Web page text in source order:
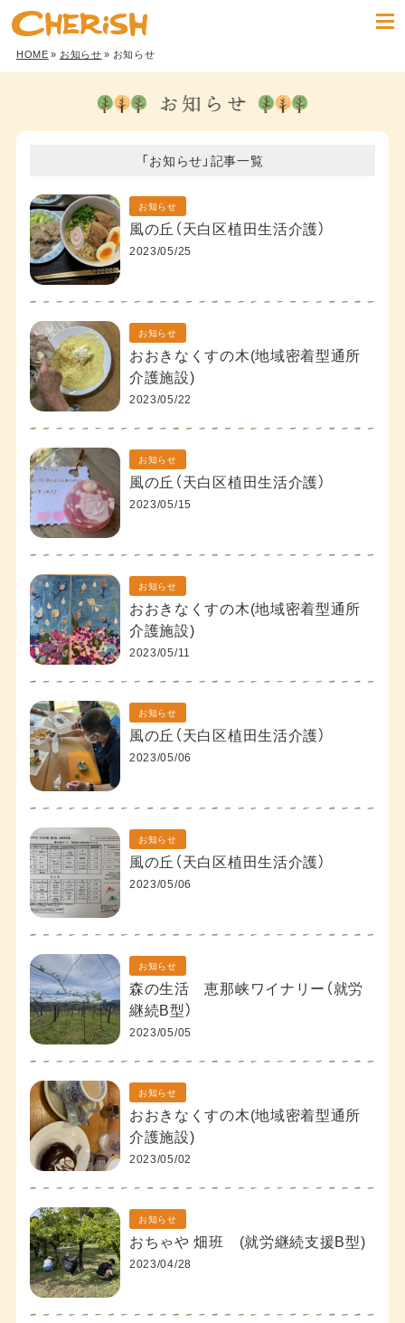
HOME» お知らせ» お知らせ
「お知らせ」記事一覧
お知らせ
風の丘（天白区植田生活介護）
2023/05/25
お知らせ
おおきなくすの木(地域密着型通所
介護施設)
2023/05/22
お知らせ
風の丘（天白区植田生活介護）
2023/05/15
お知らせ
おおきなくすの木(地域密着型通所
介護施設)
2023/05/11
お知らせ
風の丘（天白区植田生活介護）
2023/05/06
お知らせ
風の丘（天白区植田生活介護）
2023/05/06
お知らせ
森の生活 恵那峡ワイナリー（就労
継続B型）
2023/05/05
お知らせ
おおきなくすの木(地域密着型通所
介護施設)
2023/05/02
お知らせ
おちゃや 畑班 (就労継続支援B型)
2023/04/28